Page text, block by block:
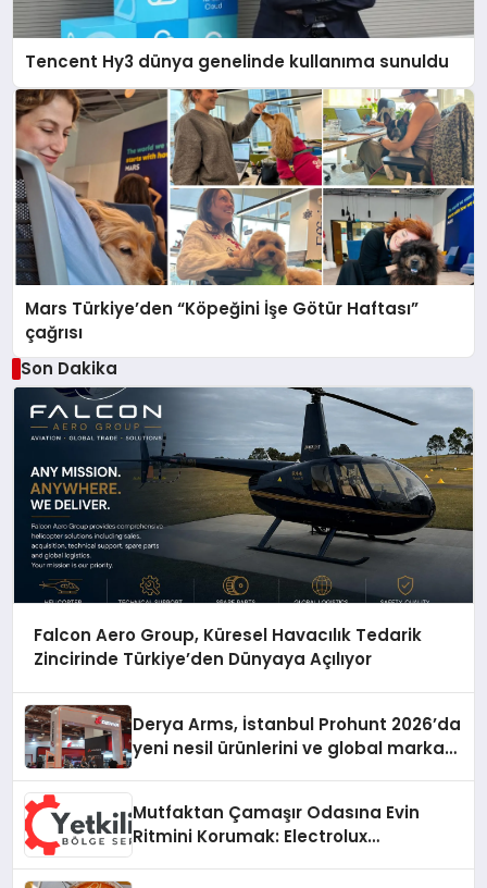
Tencent Hy3 dünya genelinde kullanıma sunuldu
Mars Türkiye’den “Köpeğini İşe Götür Haftası”
çağrısı
Son Dakika
Falcon Aero Group, Küresel Havacılık Tedarik
Zincirinde Türkiye’den Dünyaya Açılıyor
Derya Arms, İstanbul Prohunt 2026’da
yeni nesil ürünlerini ve global marka
Mutfaktan Çamaşır Odasına Evin
Ritmini Korumak: Electrolux